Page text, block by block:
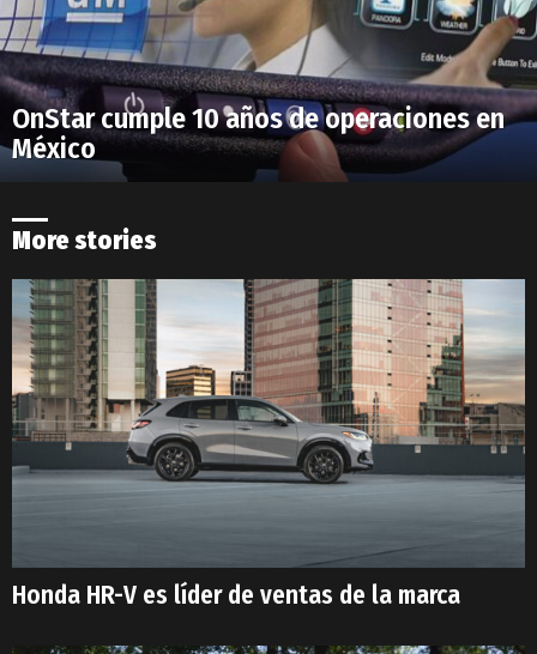
OnStar cumple 10 años de operaciones en
México
More stories
Honda HR-V es líder de ventas de la marca